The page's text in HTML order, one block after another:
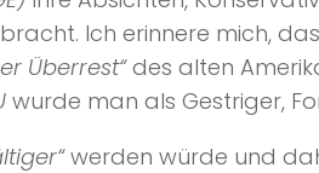
Ich erinnere mich,
Überrest“des alten
wurde man als Gestriger,
werden würde und